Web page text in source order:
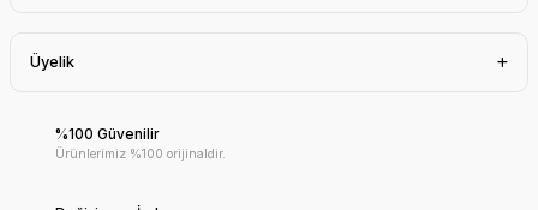
Üyelik
%100 Güvenilir
Ürünlerimiz %100 orijinaldir.